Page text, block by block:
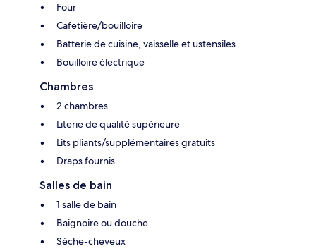
Four
Cafetière/bouilloire
Batterie de cuisine, vaisselle et ustensiles
Bouilloire électrique
Chambres
2 chambres
Literie de qualité supérieure
Lits pliants/supplémentaires gratuits
Draps fournis
Salles de bain
1 salle de bain
Baignoire ou douche
Sèche-cheveux